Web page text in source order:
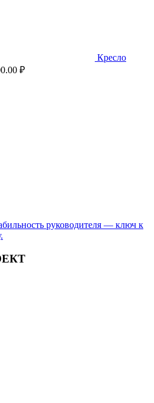
Кресло
₽
руководителя — ключ к